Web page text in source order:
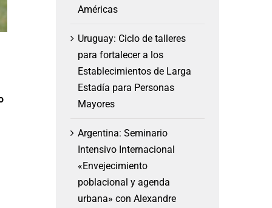
Américas
Uruguay: Ciclo de talleres
para fortalecer a los
Establecimientos de Larga
Estadía para Personas
Mayores
Argentina: Seminario
Intensivo Internacional
«Envejecimiento
poblacional y agenda
urbana» con Alexandre